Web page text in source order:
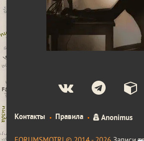
Контакты Правила Anonimus